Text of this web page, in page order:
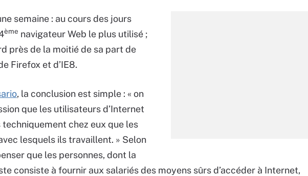
semaine : au cours des jours
ème navigateur Web le plus utilisé ;
près de la moitié de sa part de
Firefox et d’IE8.
, la conclusion est simple : « on
que les utilisateurs d’Internet
chez eux que les
lesquels ils travaillent. » Selon
que les personnes, dont la
consiste à fournir aux salariés des moyens sûrs d’accéder à Internet,